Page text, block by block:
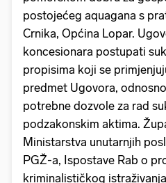
postojećeg aquagana s
Crnika, Općina Lopar.
koncesionara postupati
propisima koji se
predmet Ugovora,
potrebne dozvole za rad
podzakonskim aktima.
Ministarstva unutarnjih
PGŽ-a, Ispostave Rab o
kriminalističkog